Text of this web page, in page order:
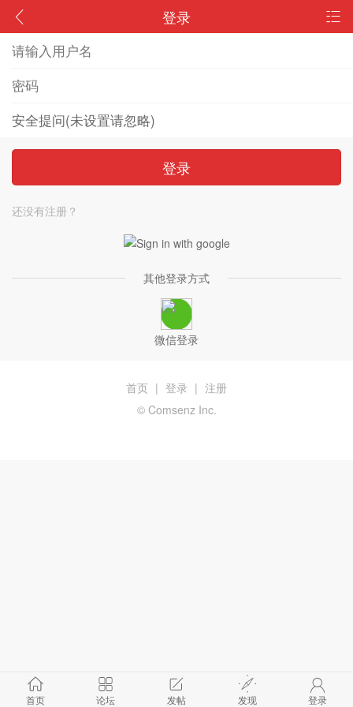
登录
登录
还没有注册？
其他登录方式
微信登录
首页 论坛 发帖 发现 登录
首页 | 登录 | 注册
© Comsenz Inc.